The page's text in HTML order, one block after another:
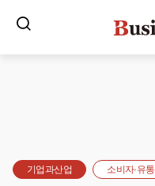
기업과산업 소비자·유통